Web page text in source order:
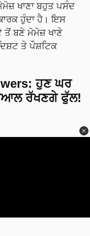
ਖਾਣਾ ਬਹੁਤ ਪਸੰਦ
ਹੁੰਦਾ ਹੈ। ਇਸ
ਤੋਂ ਬਣੇ ਮੋਮੋਜ਼ ਖਾਣੇ
ਤੇ ਪੌਸ਼ਟਿਕ
ਹੁਣ ਘਰ
ਰੱਖਣਗੇ ਫੁੱਲ!